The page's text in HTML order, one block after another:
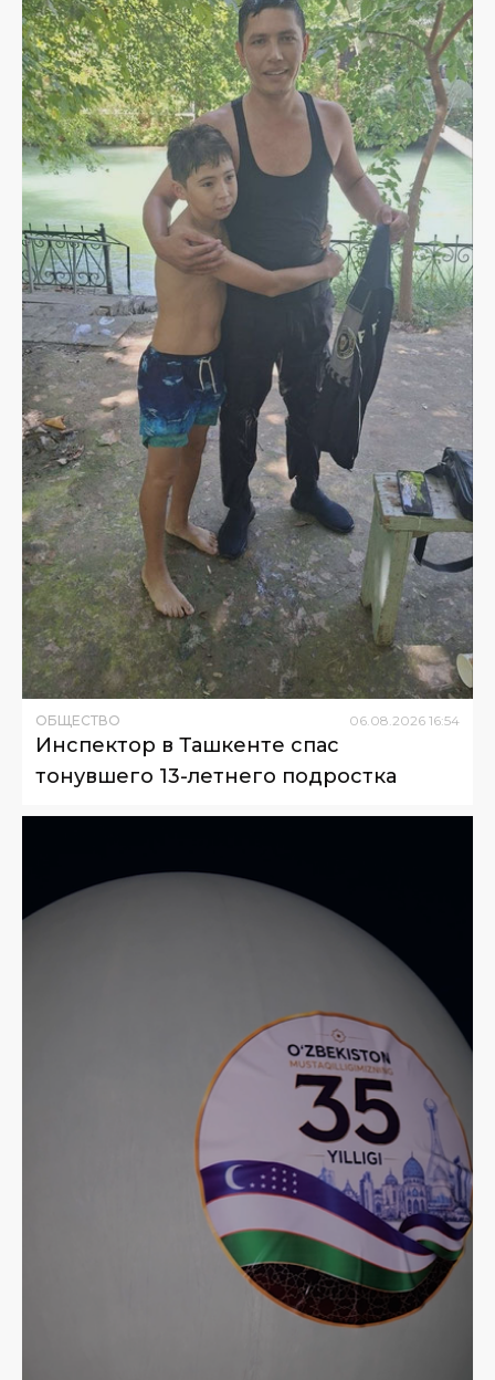
ОБЩЕСТВО 06.08.2026 16:54
Инспектор в Ташкенте спас
тонувшего 13-летнего подростка